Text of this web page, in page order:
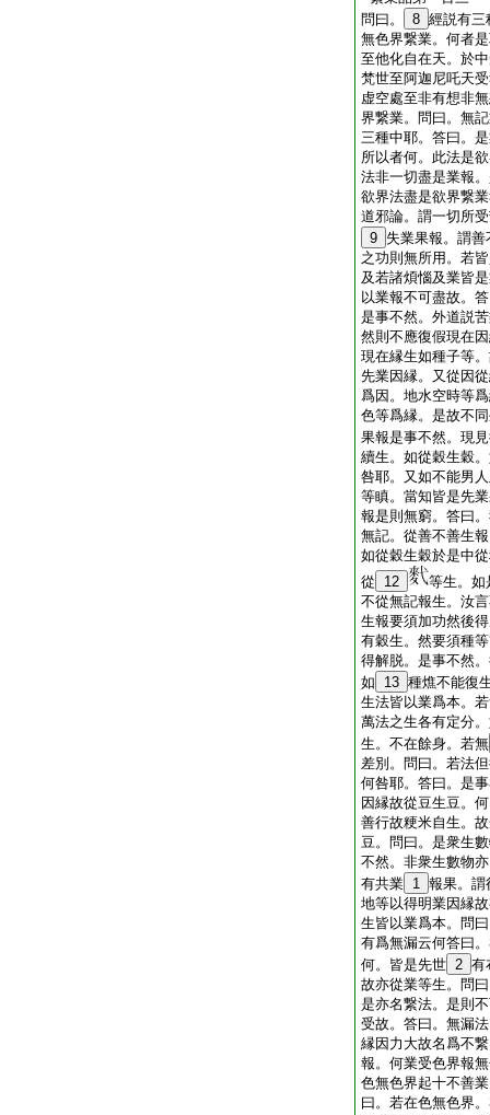
問曰。
8 經説有三
無色界繋業。何者
至他化自在天。於
梵世至阿迦尼吒天
虚空處至非有想非
界繋業。問曰。無
三種中耶。答曰。
所以者何。此法是
法非一切盡是業報
欲界法盡是欲界繋
道邪論。謂一切所
9 失業果報。謂
之功則無所用。若
及若諸煩惱及業皆
以業報不可盡故。
是事不然。外道説
然則不應復假現在
現在縁生如種子等
先業因縁。又從因
爲因。地水空時等
色等爲縁。是故不
果報是事不然。現
續生。如從穀生穀
咎耶。又如不能男
等瞋。當知皆是先
報是則無窮。答曰
無記。從善不善生
如從穀生穀於是中
從
12
等生。如
不從無記報生。汝
生報要須加功然後
有穀生。然要須種
得解脱。是事不然
如
13 種燋不能復
生法皆以業爲本。
萬法之生各有定分
生。不在餘身。若無
差別。問曰。若法
何咎耶。答曰。是
因縁故從豆生豆。
善行故粳米自生。
豆。問曰。是衆生
不然。非衆生數物
有共業 1 報果。謂
地等以得明業因縁
生皆以業爲本。問
有爲無漏云何答曰
何。皆是先世 2 有
故亦從業等生。問
是亦名繋法。是則
受故。答曰。無漏
縁因力大故名爲不
報。何業受色界報
色無色界起十不善
曰。若在色無色界